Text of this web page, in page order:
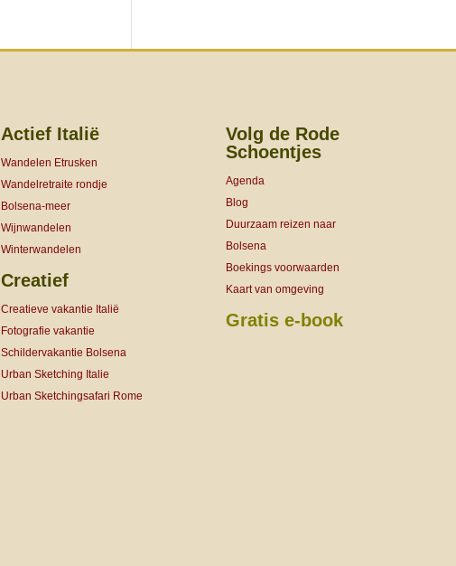
Actief Italië
Wandelen Etrusken
Wandelretraite rondje
Bolsena-meer
Wijnwandelen
Winterwandelen
Creatief
Creatieve vakantie Italië
Fotografie vakantie
Schildervakantie Bolsena
Urban Sketching Italie
Urban Sketchingsafari Rome
Volg de Rode
Schoentjes
Agenda
Blog
Duurzaam reizen naar
Bolsena
Boekings voorwaarden
Kaart van omgeving
Gratis e-book